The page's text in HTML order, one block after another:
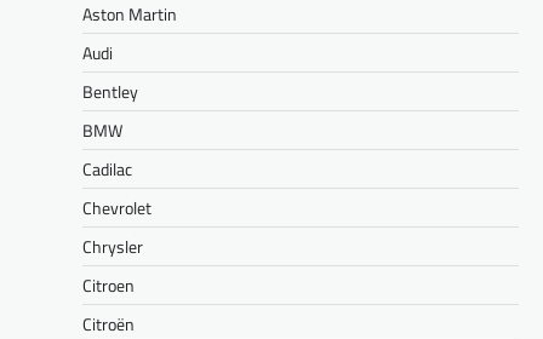
Aston Martin
Audi
Bentley
BMW
Cadilac
Chevrolet
Chrysler
Citroen
Citroën